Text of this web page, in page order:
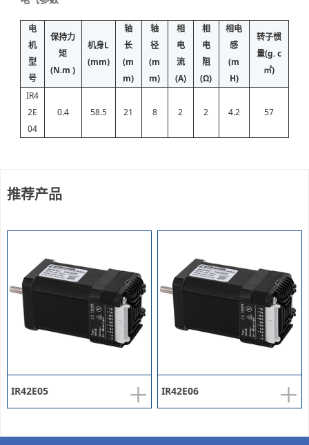
电
机
型
号
保持力
矩
(N.m )
机身L
(mm)
轴
长
(m
m)
轴
径
(m
m)
相
电
流
(A)
相
电
阻
(Ω)
相电
感
(m
H)
转子惯
量(g. c
㎡)
IR4
2E
04
0.4 58.5 21 8 2 2 4.2 57
推荐产品
+
IR42E05 +
IR42E06